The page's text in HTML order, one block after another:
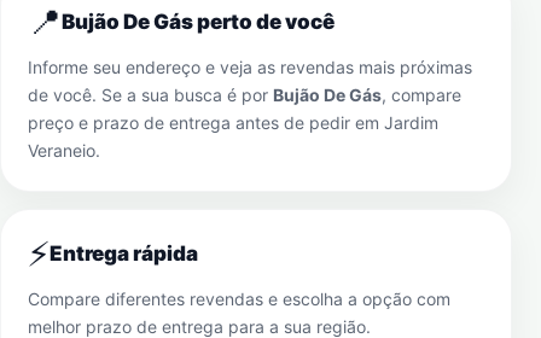
📍Bujão De Gás perto de você
Informe seu endereço e veja as revendas mais próximas
de você. Se a sua busca é por Bujão De Gás, compare
preço e prazo de entrega antes de pedir em Jardim
Veraneio.
⚡Entrega rápida
Compare diferentes revendas e escolha a opção com
melhor prazo de entrega para a sua região.